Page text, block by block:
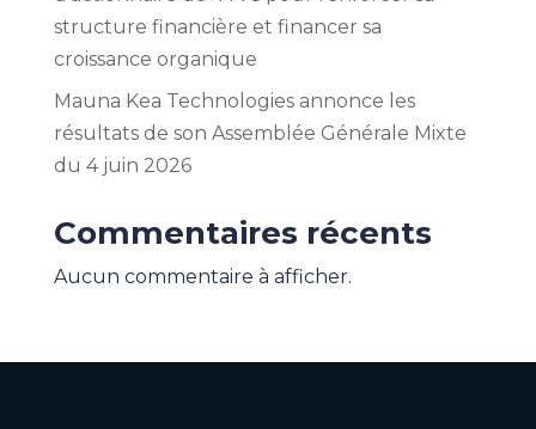
structure financière et financer sa
croissance organique
Mauna Kea Technologies annonce les
résultats de son Assemblée Générale Mixte
du 4 juin 2026
Commentaires récents
Aucun commentaire à afficher.